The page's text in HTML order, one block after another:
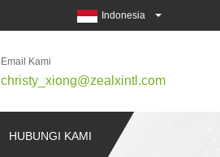
Indonesia
Email Kami
christy_xiong@zealxintl.com
HUBUNGI KAMI